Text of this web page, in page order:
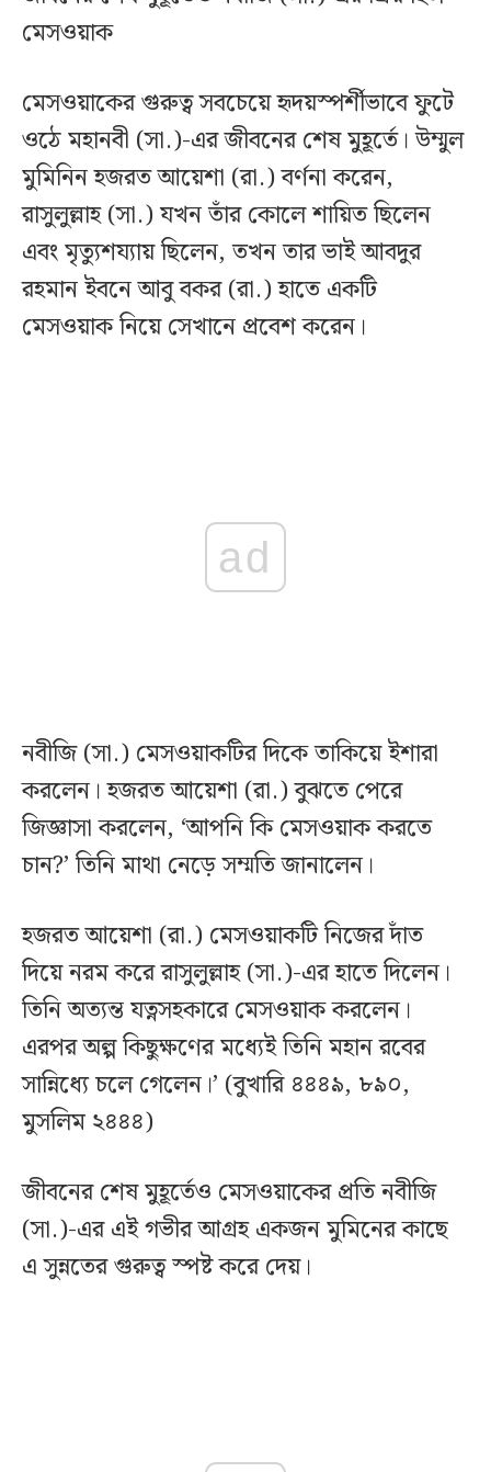
মেসওয়াক
মেসওয়াকের গুরুত্ব সবচেয়ে হৃদয়স্পর্শীভাবে ফুটে
ওঠে মহানবী (সা.)-এর জীবনের শেষ মুহূর্তে। উম্মুল
মুমিনিন হজরত আয়েশা (রা.) বর্ণনা করেন,
রাসুলুল্লাহ (সা.) যখন তাঁর কোলে শায়িত ছিলেন
এবং মৃত্যুশয্যায় ছিলেন, তখন তার ভাই আবদুর
রহমান ইবনে আবু বকর (রা.) হাতে একটি
মেসওয়াক নিয়ে সেখানে প্রবেশ করেন।
ad
নবীজি (সা.) মেসওয়াকটির দিকে তাকিয়ে ইশারা
করলেন। হজরত আয়েশা (রা.) বুঝতে পেরে
জিজ্ঞাসা করলেন, ‘আপনি কি মেসওয়াক করতে
চান?’ তিনি মাথা নেড়ে সম্মতি জানালেন।
হজরত আয়েশা (রা.) মেসওয়াকটি নিজের দাঁত
দিয়ে নরম করে রাসুলুল্লাহ (সা.)-এর হাতে দিলেন।
তিনি অত্যন্ত যত্নসহকারে মেসওয়াক করলেন।
এরপর অল্প কিছুক্ষণের মধ্যেই তিনি মহান রবের
সান্নিধ্যে চলে গেলেন।’ (বুখারি ৪৪৪৯, ৮৯০,
মুসলিম ২৪৪৪)
জীবনের শেষ মুহূর্তেও মেসওয়াকের প্রতি নবীজি
(সা.)-এর এই গভীর আগ্রহ একজন মুমিনের কাছে
এ সুন্নতের গুরুত্ব স্পষ্ট করে দেয়।